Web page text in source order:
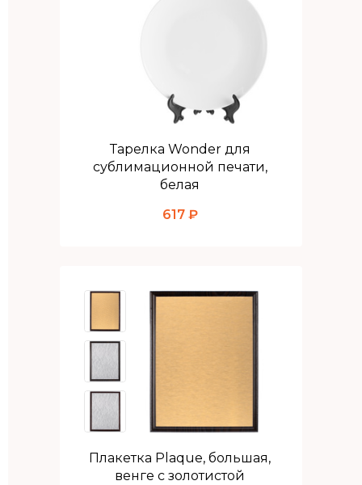
Тарелка Wonder для
сублимационной печати,
белая
617 ₽
Плакетка Plaque, большая,
венге с золотистой